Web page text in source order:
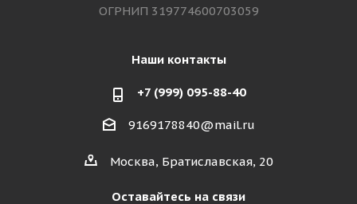
ОГРНИП 319774600703059
Наши контакты
+7 (999) 095-88-40
9169178840@mail.ru
Москва, Братиславская, 20
Оставайтесь на связи